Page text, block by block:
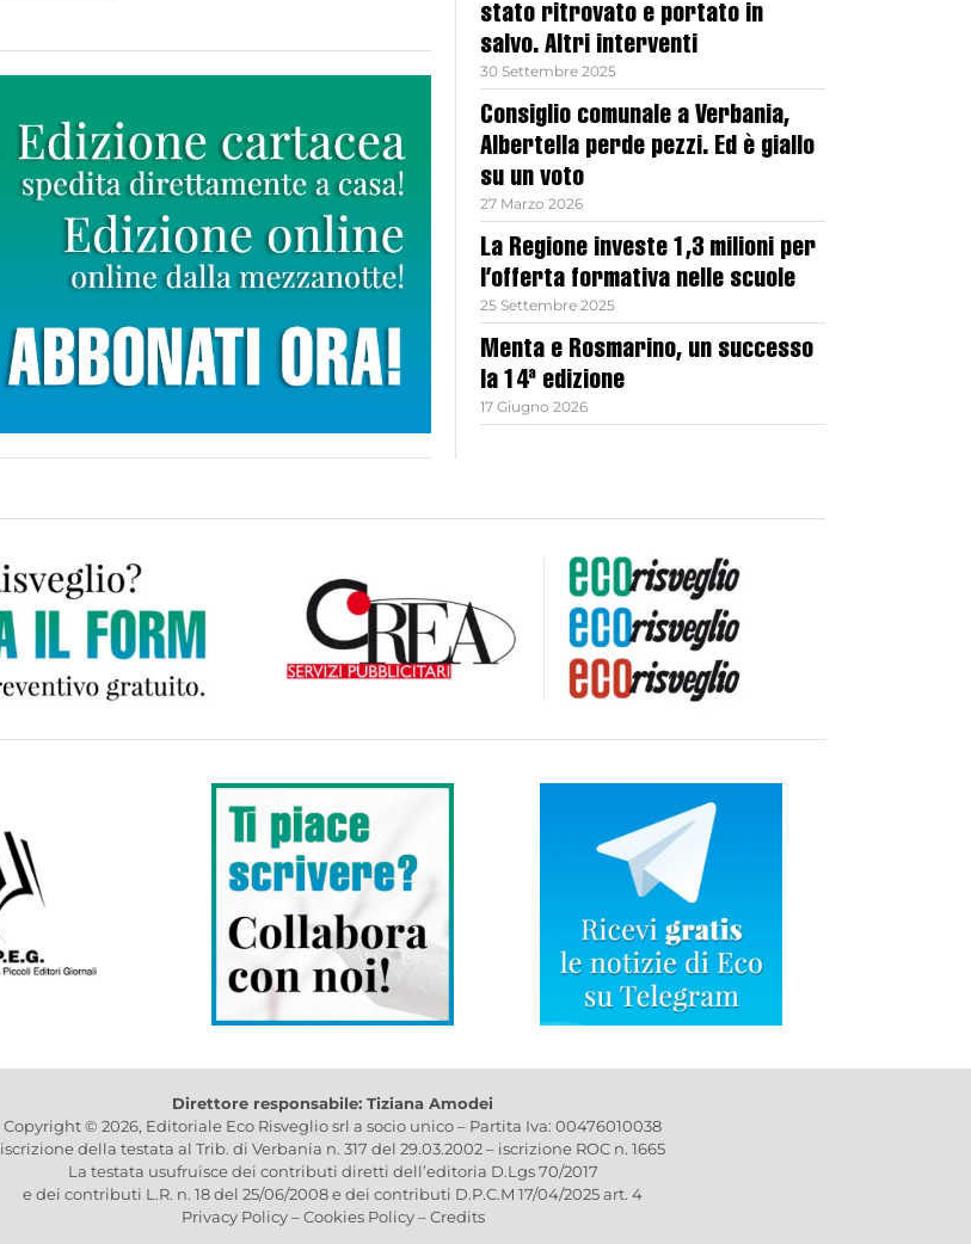
stato ritrovato e portato in
salvo. Altri interventi
30 Settembre 2025
Consiglio comunale a Verbania,
Albertella perde pezzi. Ed è giallo
su un voto
27 Marzo 2026
La Regione investe 1,3 milioni per
l’offerta formativa nelle scuole
25 Settembre 2025
Menta e Rosmarino, un successo
la 14ª edizione
17 Giugno 2026
Direttore responsabile: Tiziana Amodei
Copyright © 2026, Editoriale Eco Risveglio srl a socio unico – Partita Iva: 00476010038
iscrizione della testata al Trib. di Verbania n. 317 del 29.03.2002 – iscrizione ROC n. 1665
La testata usufruisce dei contributi diretti dell’editoria D.Lgs 70/2017
e dei contributi L.R. n. 18 del 25/06/2008 e dei contributi D.P.C.M 17/04/2025 art. 4
Privacy Policy–Cookies Policy–Credits